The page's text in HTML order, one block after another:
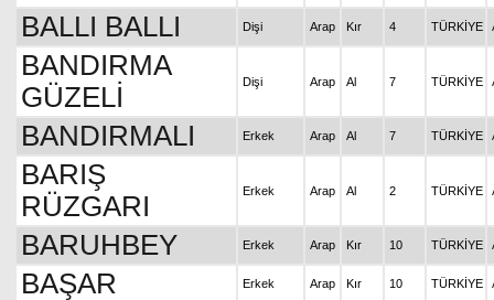
BALLI BALLI Dişi Arap Kır 4 TÜRKİYE
BANDIRMA
GÜZELİ
Dişi Arap Al 7 TÜRKİYE
BANDIRMALI Erkek Arap Al 7 TÜRKİYE
BARIŞ
RÜZGARI
Erkek Arap Al 2 TÜRKİYE
BARUHBEY Erkek Arap Kır 10 TÜRKİYE
BAŞAR Erkek Arap Kır 10 TÜRKİYE